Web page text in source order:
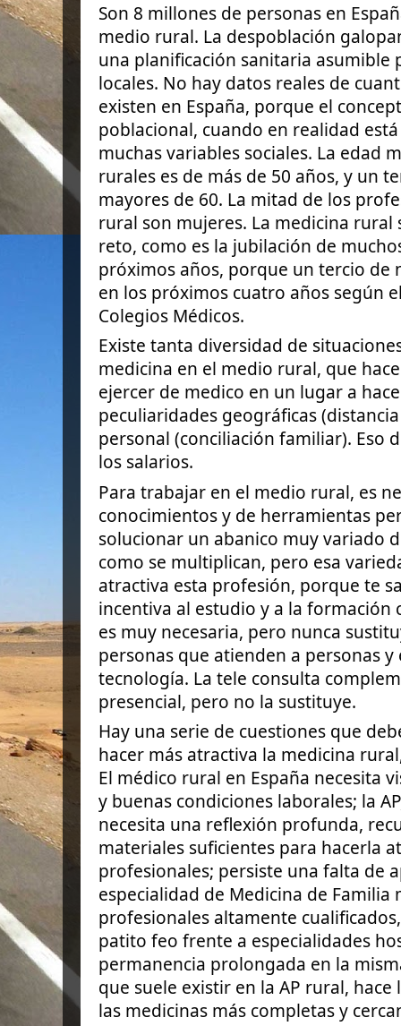
Son 8 millones de personas en
medio rural. La despoblación
una planificación sanitaria asumible
locales. No hay datos reales de
existen en España, porque el
poblacional, cuando en realidad
muchas variables sociales. La edad
rurales es de más de 50 años, y un
mayores de 60. La mitad de los
rural son mujeres. La medicina
reto, como es la jubilación de
próximos años, porque un tercio de
en los próximos cuatro años según
Colegios Médicos.
Existe tanta diversidad de
medicina en el medio rural, que
ejercer de medico en un lugar a
peculiaridades geográficas
personal (conciliación familiar). Eso
los salarios.
Para trabajar en el medio rural, es
conocimientos y de herramientas
solucionar un abanico muy variado
como se multiplican, pero esa
atractiva esta profesión, porque te
incentiva al estudio y a la formación
es muy necesaria, pero nunca
personas que atienden a personas
tecnología. La tele consulta
presencial, pero no la sustituye.
Hay una serie de cuestiones que
hacer más atractiva la medicina
El médico rural en España necesita
y buenas condiciones laborales; la
necesita una reflexión profunda,
materiales suficientes para hacerla
profesionales; persiste una falta de
especialidad de Medicina de Familia
profesionales altamente
patito feo frente a especialidades
permanencia prolongada en la
que suele existir en la AP rural,
las medicinas más completas y